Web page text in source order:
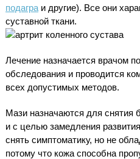
подаграи другие). Все они
суставной ткани.
Лечение назначается врачом
обследования и проводится
всех допустимых методов.
Мази назначаются для снятия
и с целью замедления
снять симптоматику, но не
потому что кожа способна